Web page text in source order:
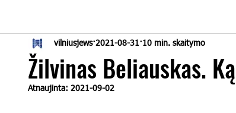
Žilvinas Beliauskas.
vilniusjews 2021-08-31 10 min. skaitymo
Atnaujinta: 2021-09-02